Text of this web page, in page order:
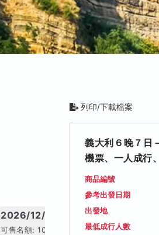
2026/12/24 (四)
可售名額: 10
2026/12/31 (
可售名額: 10
列印/下載檔案
義大利６晚７日
機票、一人成行
商品編號
參考出發日期
出發地
最低成行人數